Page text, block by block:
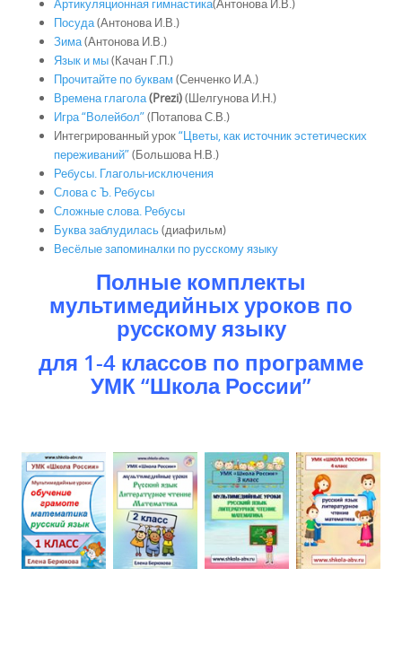
Артикуляционная гимнастика(Антонова И.В.)
Посуда(Антонова И.В.)
Зима(Антонова И.В.)
Язык и мы(Качан Г.П.)
Прочитайте по буквам (Сенченко И.А.)
Времена глагола(Prezi)(Шелгунова И.Н.)
Игра “Волейбол”(Потапова С.В.)
Интегрированный урок“Цветы, как источник эстетических
переживаний”(Большова Н.В.)
Ребусы. Глаголы-исключения
Слова с Ъ. Ребусы
Сложные слова. Ребусы
Буква заблудилась(диафильм)
Весёлые запоминалки по русскому языку
Полные комплекты
мультимедийных уроков по
русскому языку
для 1-4 классов по программе
УМК “Школа России”